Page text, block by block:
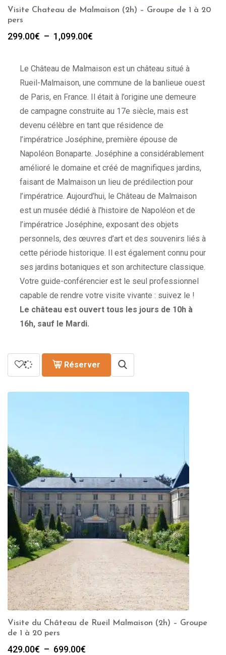
Visite Chateau de Malmaison (2h) – Groupe de 1 à 20
pers
299.00€ – 1,099.00€
299.00€
à
1,099.00€
Le Château de Malmaison est un château situé à
Rueil-Malmaison, une commune de la banlieue ouest
de Paris, en France. Il était à l’origine une demeure
de campagne construite au 17e siècle, mais est
devenu célèbre en tant que résidence de
l’impératrice Joséphine, première épouse de
Napoléon Bonaparte. Joséphine a considérablement
amélioré le domaine et créé de magnifiques jardins,
faisant de Malmaison un lieu de prédilection pour
l’impératrice. Aujourd’hui, le Château de Malmaison
est un musée dédié à l’histoire de Napoléon et de
l’impératrice Joséphine, exposant des objets
personnels, des œuvres d’art et des souvenirs liés à
cette période historique. Il est également connu pour
ses jardins botaniques et son architecture classique.
Votre guide-conférencier est le seul professionnel
capable de rendre votre visite vivante : suivez le !
Le château est ouvert tous les jours de 10h à
16h, sauf le Mardi.
Réserver
Visite du Château de Rueil Malmaison (2h) – Groupe
de 1 à 20 pers
429.00€ – 699.00€